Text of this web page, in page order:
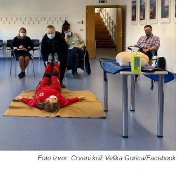
Foto izvor: Crveni križ Velika Gorica/Facebook